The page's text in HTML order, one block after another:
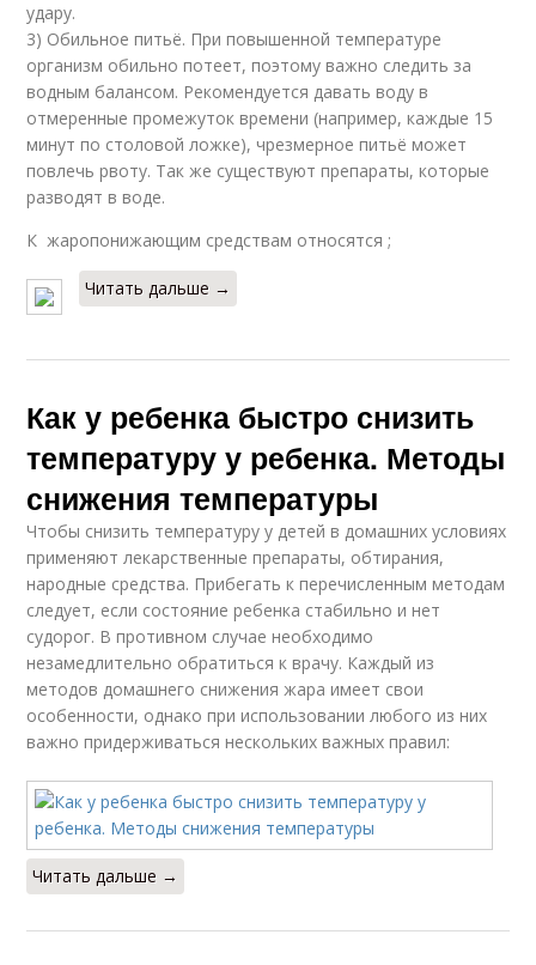
удару.
3) Обильное питьё. При повышенной температуре
организм обильно потеет, поэтому важно следить за
водным балансом. Рекомендуется давать воду в
отмеренные промежуток времени (например, каждые 15
минут по столовой ложке), чрезмерное питьё может
повлечь рвоту. Так же существуют препараты, которые
разводят в воде.
К жаропонижающим средствам относятся ;
Читать дальше →
Как у ребенка быстро снизить
температуру у ребенка. Методы
снижения температуры
Чтобы снизить температуру у детей в домашних условиях
применяют лекарственные препараты, обтирания,
народные средства. Прибегать к перечисленным методам
следует, если состояние ребенка стабильно и нет
судорог. В противном случае необходимо
незамедлительно обратиться к врачу. Каждый из
методов домашнего снижения жара имеет свои
особенности, однако при использовании любого из них
важно придерживаться нескольких важных правил:
Читать дальше →